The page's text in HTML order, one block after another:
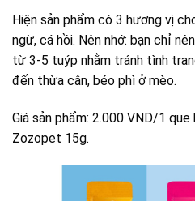
Hiện sản phẩm có 3 hương vị
ngừ, cá hồi. Nên nhớ: bạn chỉ
từ 3-5 tuýp nhằm tránh tình
đến thừa cân, béo phì ở mèo.
Giá sản phẩm: 2.000 VND/1
Zozopet 15g.